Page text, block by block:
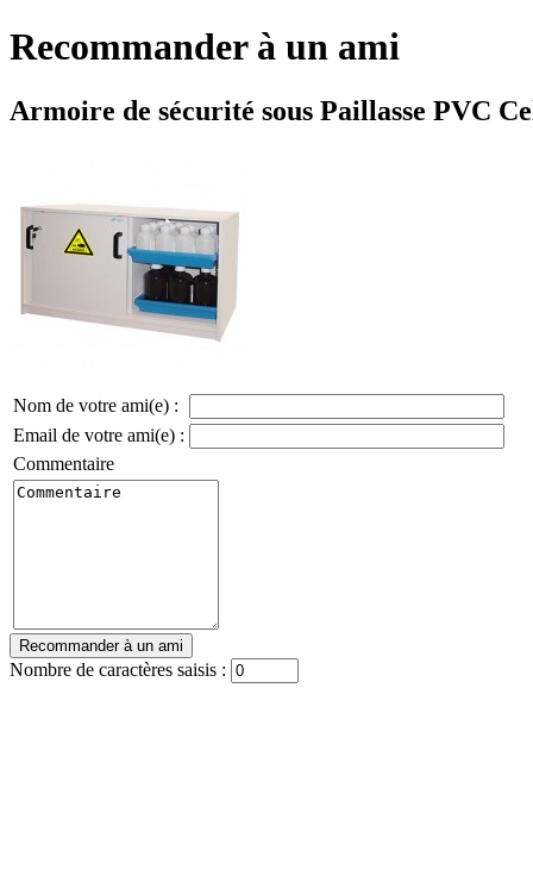
Recommander à un ami
Armoire de sécurité sous Paillasse PVC
Nom de votre ami(e) :
Email de votre ami(e) :
Commentaire
Nombre de caractères saisis :